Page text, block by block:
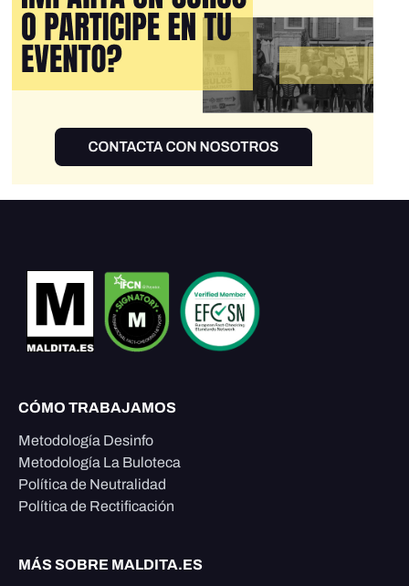
CÓMO TRABAJAMOS
Metodología Desinfo
Metodología La Buloteca
Política de Neutralidad
Política de Rectificación
MÁS SOBRE MALDITA.ES